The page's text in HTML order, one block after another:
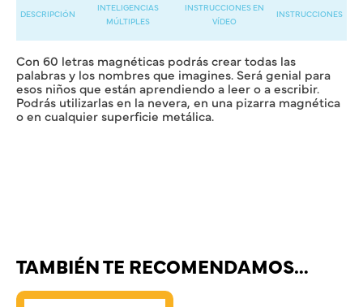
DESCRIPCIÓN
INTELIGENCIAS
MÚLTIPLES
INSTRUCCIONES EN
VÍDEO
INSTRUCCIONES
Con 60 letras magnéticas podrás crear todas las
palabras y los nombres que imagines. Será genial para
esos niños que están aprendiendo a leer o a escribir.
Podrás utilizarlas en la nevera, en una pizarra magnética
o en cualquier superficie metálica.
TAMBIÉN TE RECOMENDAMOS…